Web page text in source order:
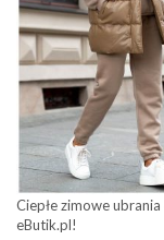
Ciepłe zimowe
eButik.pl!